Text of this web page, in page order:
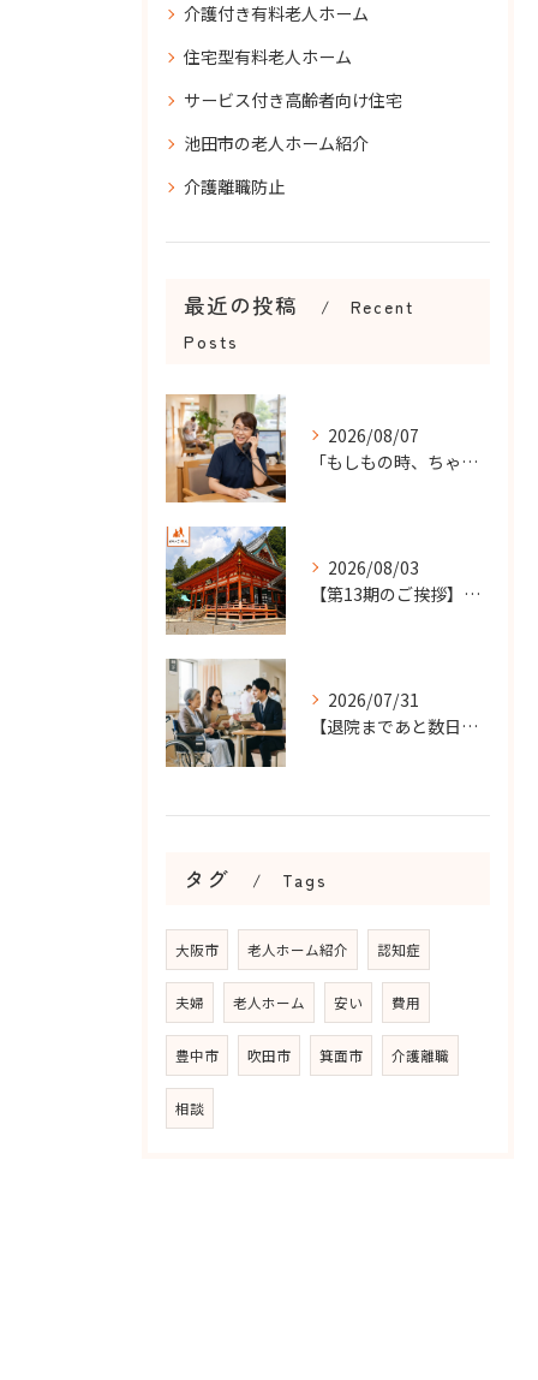
介護付き有料老人ホーム
住宅型有料老人ホーム
サービス付き高齢者向け住宅
池田市の老人ホーム紹介
介護離職防止
最近の投稿
Recent
Posts
2026/08/07
「もしもの時、ちゃんと知らせてもらえる？」
2026/08/03
【第13期のご挨拶】感謝を力に、さらなる挑戦の一年へ
2026/07/31
【退院まであと数日…】老人ホーム探しを急ぐケースで大切なこと...
タグ Tags
大阪市 老人ホーム紹介 認知症
夫婦 老人ホーム 安い 費用
豊中市 吹田市 箕面市 介護離職
相談